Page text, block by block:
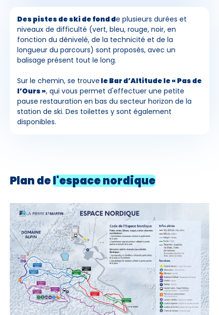
Des pistes de ski de fond de plusieurs durées et
niveaux de difficulté (vert, bleu, rouge, noir, en
fonction du dénivelé, de la technicité et de la
longueur du parcours) sont proposés, avec un
balisage présent tout le long.
Sur le chemin, se trouve le Bar d’Altitude le « Pas de
l’Ours », qui vous permet d'effectuer une petite
pause restauration en bas du secteur horizon de la
station de ski. Des toilettes y sont également
disponibles.
Plan del'espace nordique